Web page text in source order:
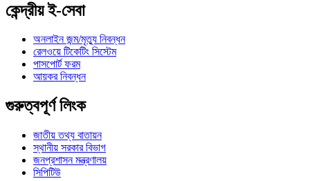
কেন্দ্রীয় ই-সেবা
অনলাইন জন্ম/মৃত্যু নিবন্ধন
রেলওয়ে টিকেটিং সিস্টেম
পাসপোর্ট ফরম
আয়কর নিবন্ধন
গুরুত্বপূর্ণ লিংক
জাতীয় তথ্য বাতায়ন
স্থানীয় সরকার বিভাগ
জনপ্রশাসন মন্ত্রণালয়
সিপিটিউ